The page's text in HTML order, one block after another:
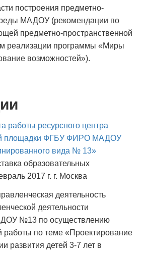
построения предметно-
МАДОУ (рекомендации по
предметно-пространственной
реализации программы «Миры
возможностей»).
работы ресурсного центра
площадки ФГБУ ФИРО МАДОУ
вида № 13»
образовательных
2017 г. г. Москва
деятельность
деятельности
№13 по осуществлению
работы по теме «Проектирование
развития детей 3-7 лет в